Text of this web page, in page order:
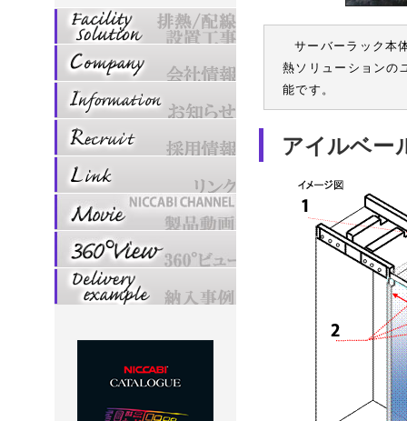
サーバーラック本
熱ソリューションの
能です。
アイルベー